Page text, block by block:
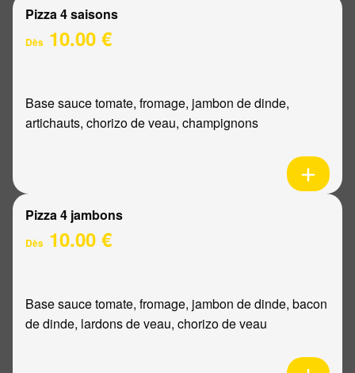
Pizza 4 saisons
Dès 10.00 €
Base sauce tomate, fromage, jambon de dinde,
artichauts, chorizo de veau, champignons
Pizza 4 jambons
Dès 10.00 €
Base sauce tomate, fromage, jambon de dinde, bacon
de dinde, lardons de veau, chorizo de veau